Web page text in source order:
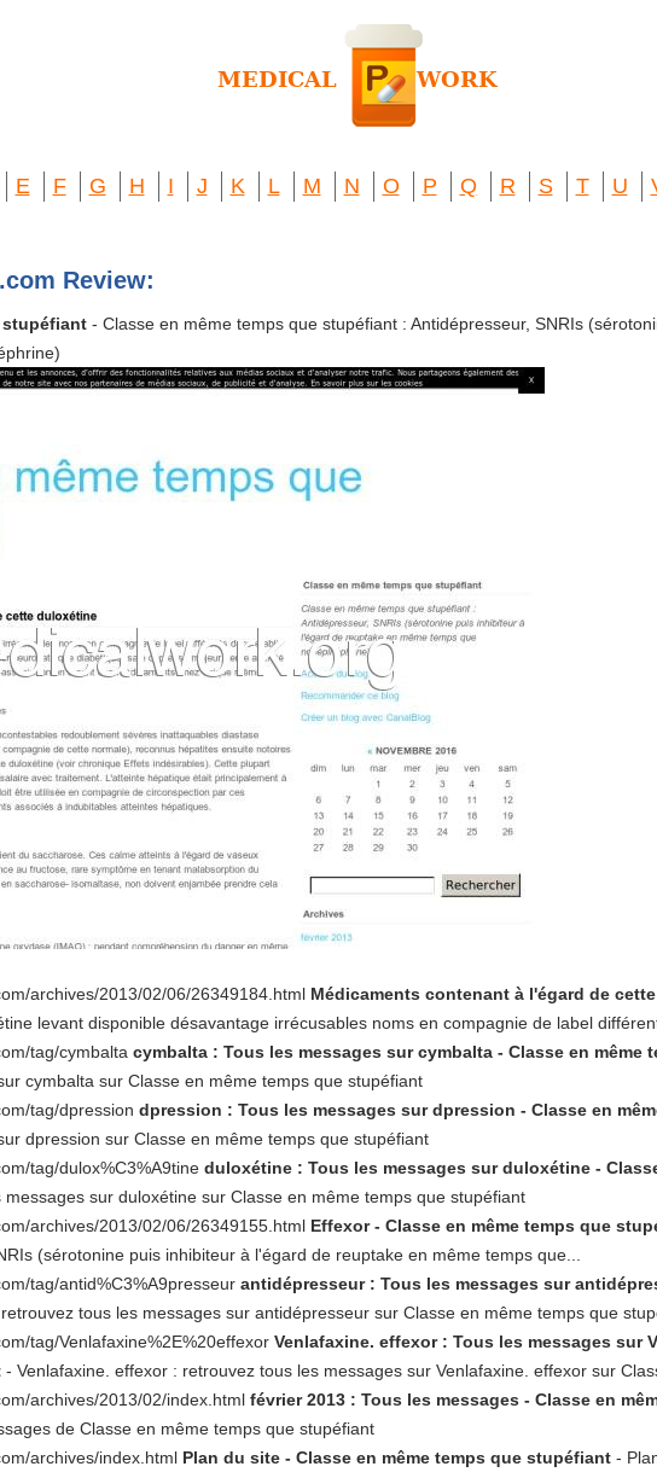
E F G H I J K L M N O P Q R S T U
Review:
stupéfiant - Classe en même temps que stupéfiant : Antidépresseur, SNRIs
archives/2013/02/06/26349184.html Médicaments contenant à l'égard de
levant disponible désavantage irrécusables noms en compagnie de label
tag/cymbalta cymbalta : Tous les messages sur cymbalta - Classe en même
cymbalta sur Classe en même temps que stupéfiant
tag/dpression dpression : Tous les messages sur dpression - Classe en
dpression sur Classe en même temps que stupéfiant
tag/dulox%C3%A9tine duloxétine : Tous les messages sur duloxétine -
sur duloxétine sur Classe en même temps que stupéfiant
archives/2013/02/06/26349155.html Effexor - Classe en même temps que
(sérotonine puis inhibiteur à l'égard de reuptake en même temps que...
tag/antid%C3%A9presseur antidépresseur : Tous les messages sur
tous les messages sur antidépresseur sur Classe en même temps que
tag/Venlafaxine%2E%20effexor Venlafaxine. effexor : Tous les messages sur
- Venlafaxine. effexor : retrouvez tous les messages sur Venlafaxine. effexor sur
archives/2013/02/index.html février 2013 : Tous les messages - Classe en
de Classe en même temps que stupéfiant
archives/index.html Plan du site - Classe en même temps que stupéfiant -